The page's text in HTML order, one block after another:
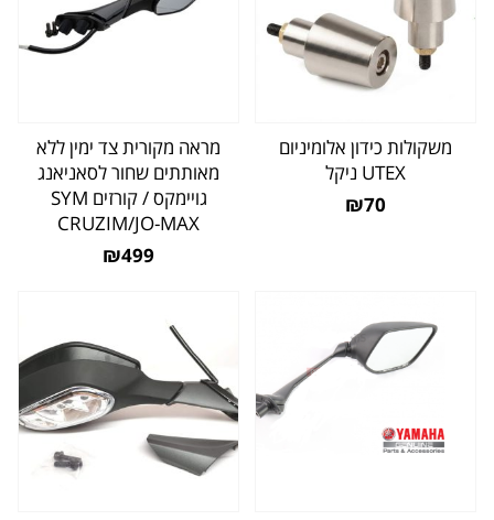
משקולות כידון אלומיניום
UTEX ניקל
₪70
מראה מקורית צד ימין ללא
מאותתים שחור לסאניאנג
גויימקס / קורזים SYM
CRUZIM/JO-MAX
₪499